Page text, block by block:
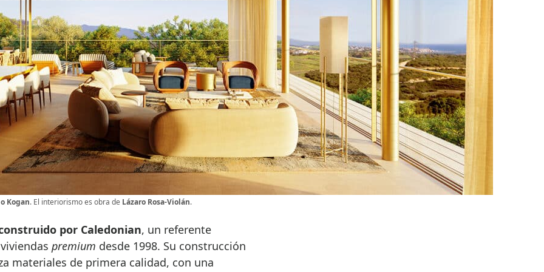
Kogan. El interiorismo es obra de Lázaro Rosa-Violán.
por Caledonian, un referente
premium desde 1998. Su construcción
materiales de primera calidad, con una